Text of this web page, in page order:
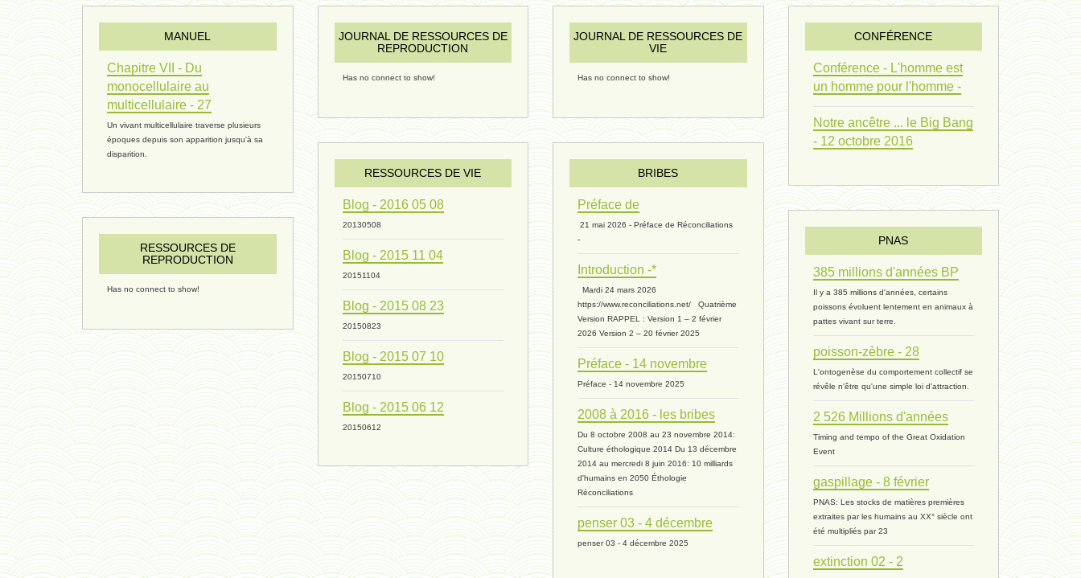
sous-groupe humain - 27 juillet
riche - 25 juillet 2024
éternité 03 - 11 juillet 2024
Introduction V1 - 6 juin 2024
extinction 07 - 18 mai 2024
biomasse - 10 mai 2024*
ressources 02 - 30 avril 2024*
humain 05 - 26 avril 2024*
univers 11 - 28 mars 2024*
univers 10 - 7 mars 2024*
evolution 07 - 22 février 2024 *
penser 01 - 9 février 2024 *
univers 09 V4 - 26 janvier 2024 *
Pourquoi ? 02 ( relue) - 19
vivant 08 - V2 - 18 janvier 2024 *
Pourquoi ? - 1 décembre 2023 *
MANUEL
Chapitre VII - Du
monocellulaire au
multicellulaire - 27
Un vivant multicellulaire traverse plusieurs
époques depuis son apparition jusqu'à sa
disparition.
RESSOURCES DE
REPRODUCTION
Has no connect to show!
JOURNAL DE RESSOURCES DE
REPRODUCTION
Has no connect to show!
RESSOURCES DE VIE
Blog - 2016 05 08
20130508
Blog - 2015 11 04
20151104
Blog - 2015 08 23
20150823
Blog - 2015 07 10
20150710
Blog - 2015 06 12
20150612
JOURNAL DE RESSOURCES DE
VIE
Has no connect to show!
BRIBES
Préface de
21 mai 2026 - Préface de Réconciliations
-
Introduction -*
Mardi 24 mars 2026
https://www.reconciliations.net/ Quatrième
Version RAPPEL : Version 1 – 2 février
2026 Version 2 – 20 février 2025
Préface - 14 novembre
Préface - 14 novembre 2025
2008 à 2016 - les bribes
Du 8 octobre 2008 au 23 novembre 2014:
Culture éthologique 2014 Du 13 décembre
2014 au mercredi 8 juin 2016: 10 milliards
d'humains en 2050 Éthologie
Réconciliations
penser 03 - 4 décembre
penser 03 - 4 décembre 2025
CONFÉRENCE
Conférence - L'homme est
un homme pour l'homme -
Notre ancêtre ... le Big Bang
- 12 octobre 2016
PNAS
385 millions d'années BP
Il y a 385 millions d'années, certains
poissons évoluent lentement en animaux à
pattes vivant sur terre.
poisson-zèbre - 28
L'ontogenèse du comportement collectif se
révêle n'être qu'une simple loi d'attraction.
2 526 Millions d'années
Timing and tempo of the Great Oxidation
Event
gaspillage - 8 février
PNAS: Les stocks de matières premières
extraites par les humains au XX° siècle ont
été multipliés par 23
extinction 02 - 2